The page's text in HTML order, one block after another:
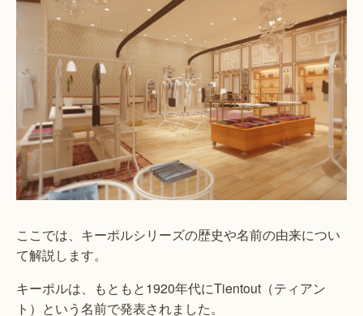
ここでは、キーポルシリーズの歴史や名前の由来につい
て解説します。
キーポルは、もともと1920年代にTientout（ティアン
ト）という名前で発表されました。